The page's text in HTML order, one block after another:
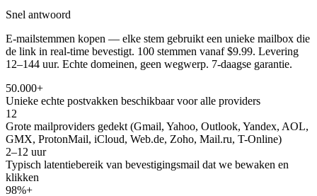
Snel antwoord
E-mailstemmen kopen — elke stem gebruikt een unieke mailbox die
de link in real-time bevestigt. 100 stemmen vanaf $9.99. Levering
12–144 uur. Echte domeinen, geen wegwerp. 7-daagse garantie.
50.000+
Unieke echte postvakken beschikbaar voor alle providers
12
Grote mailproviders gedekt (Gmail, Yahoo, Outlook, Yandex, AOL,
GMX, ProtonMail, iCloud, Web.de, Zoho, Mail.ru, T-Online)
2–12 uur
Typisch latentiebereik van bevestigingsmail dat we bewaken en
klikken
98%+